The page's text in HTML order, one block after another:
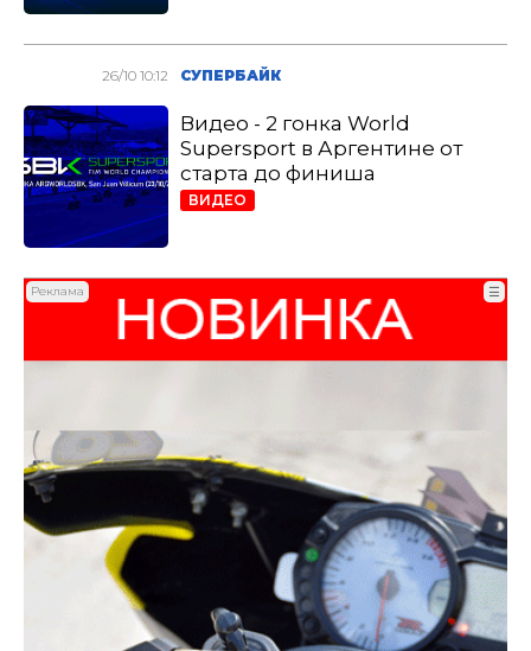
26/10 10:12 СУПЕРБАЙК
Видео - 2 гонка World
Supersport в Аргентине от
старта до финиша
ВИДЕО
Реклама ☰